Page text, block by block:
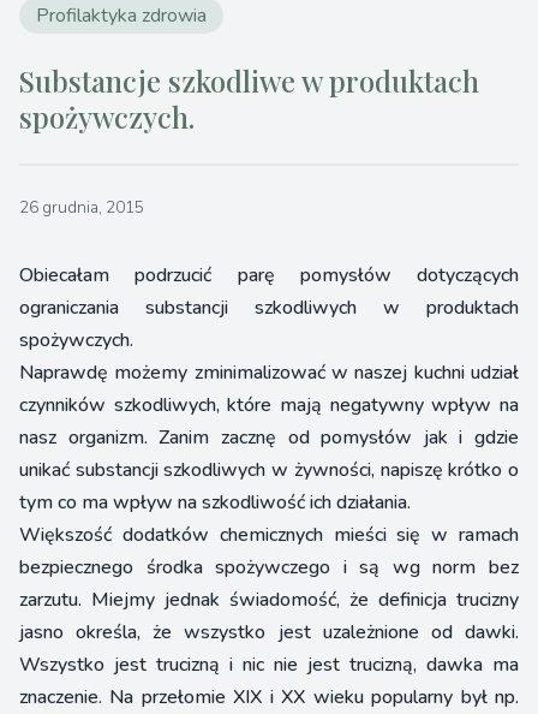
Profilaktyka zdrowia
Substancje szkodliwe w produktach
spożywczych.
26 grudnia, 2015
Obiecałam podrzucić parę pomysłów dotyczących
ograniczania substancji szkodliwych w produktach
spożywczych.
Naprawdę możemy zminimalizować w naszej kuchni udział
czynników szkodliwych, które mają negatywny wpływ na
nasz organizm. Zanim zacznę od pomysłów jak i gdzie
unikać substancji szkodliwych w żywności, napiszę krótko o
tym co ma wpływ na szkodliwość ich działania.
Większość dodatków chemicznych mieści się w ramach
bezpiecznego środka spożywczego i są wg norm bez
zarzutu. Miejmy jednak świadomość, że definicja trucizny
jasno określa, że wszystko jest uzależnione od dawki.
Wszystko jest trucizną i nic nie jest trucizną, dawka ma
znaczenie. Na przełomie XIX i XX wieku popularny był np.